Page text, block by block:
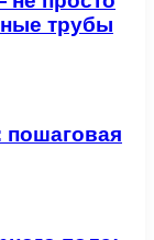
трубы
пошаговая